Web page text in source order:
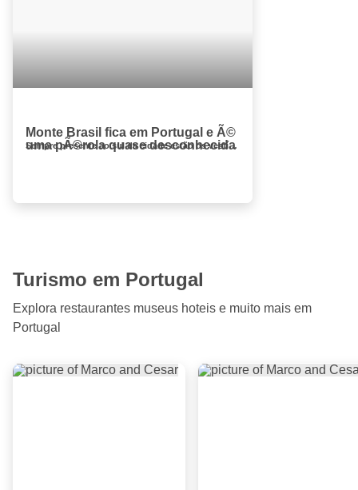
Monte Brasil fica em Portugal e Ã©
uma pÃ©rola quase desconhecida
Sempre presente ao sul da cidade estão os vestígios de um cone criado após a antiga erupção do vulcão Guilhe...
Turismo em Portugal
Explora restaurantes museus hoteis e muito mais em
Portugal